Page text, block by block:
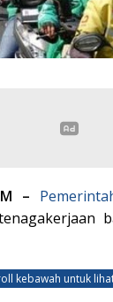
–
kebawah untuk